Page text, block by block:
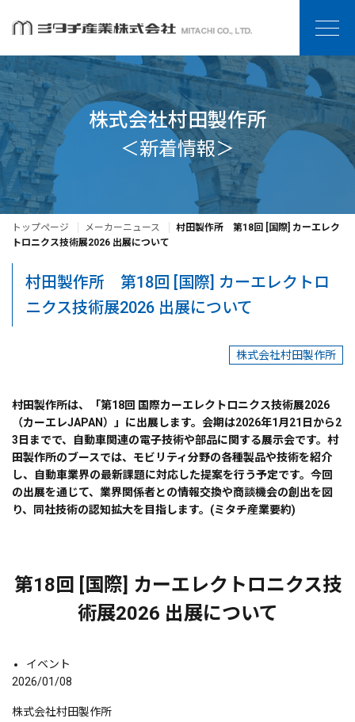
株式会社村田製作所
＜新着情報＞
トップページ メーカーニュース
村田製作所 第18回 [国際] カーエレク
トロニクス技術展2026 出展について
村田製作所 第18回 [国際] カーエレクトロ
ニクス技術展2026 出展について
株式会社村田製作所
村田製作所は、「第18回 国際カーエレクトロニクス技術展2026
（カーエレJAPAN）」に出展します。会期は2026年1月21日から2
3日までで、自動車関連の電子技術や部品に関する展示会です。村
田製作所のブースでは、モビリティ分野の各種製品や技術を紹介
し、自動車業界の最新課題に対応した提案を行う予定です。今回
の出展を通じて、業界関係者との情報交換や商談機会の創出を図
り、同社技術の認知拡大を目指します。(ミタチ産業要約)
第18回 [国際] カーエレクトロニクス技
術展2026 出展について
イベント
2026/01/08
株式会社村田製作所